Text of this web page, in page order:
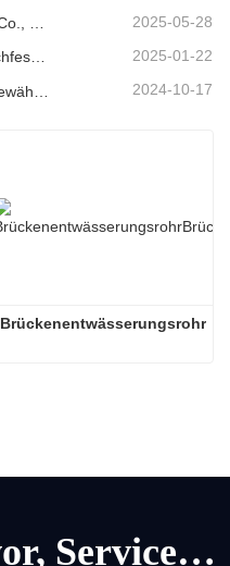
2025-05-28
Pressemitteilung: Innovative hochfeste Entwässerungsroste – Erhöhung der Sicherheit und Effizienz der städtischen Infrastruktur 2025-01-22
2024-10-17
Brückenentwässerungsrohr
Qualität geht vor, Service geht vor